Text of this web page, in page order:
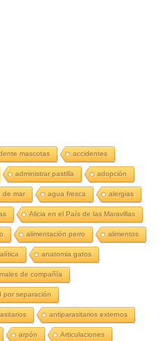
mascotas accidentes
administrar pastilla adopción
de mar agua fresca alergias
Alicia en el País de las Maravillas
alimentación perro alimentos
anatomia gatos
de compañía
por separación
antiparasitarios externos
arpón Articulaciones